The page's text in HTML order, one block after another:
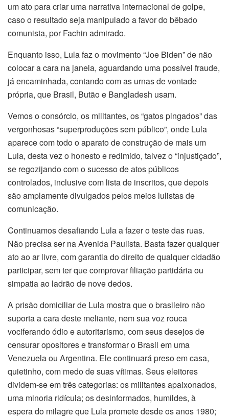
um ato para criar uma narrativa internacional de golpe,
caso o resultado seja manipulado a favor do bêbado
comunista, por Fachin admirado.
Enquanto isso, Lula faz o movimento “Joe Biden” de não
colocar a cara na janela, aguardando uma possível fraude,
já encaminhada, contando com as urnas de vontade
própria, que Brasil, Butão e Bangladesh usam.
Vemos o consórcio, os militantes, os “gatos pingados” das
vergonhosas “superproduções sem público”, onde Lula
aparece com todo o aparato de construção de mais um
Lula, desta vez o honesto e redimido, talvez o “injustiçado”,
se regozijando com o sucesso de atos públicos
controlados, inclusive com lista de inscritos, que depois
são amplamente divulgados pelos meios lulistas de
comunicação.
Continuamos desafiando Lula a fazer o teste das ruas.
Não precisa ser na Avenida Paulista. Basta fazer qualquer
ato ao ar livre, com garantia do direito de qualquer cidadão
participar, sem ter que comprovar filiação partidária ou
simpatia ao ladrão de nove dedos.
A prisão domiciliar de Lula mostra que o brasileiro não
suporta a cara deste meliante, nem sua voz rouca
vociferando ódio e autoritarismo, com seus desejos de
censurar opositores e transformar o Brasil em uma
Venezuela ou Argentina. Ele continuará preso em casa,
quietinho, com medo de suas vítimas. Seus eleitores
dividem-se em três categorias: os militantes apaixonados,
uma minoria ridícula; os desinformados, humildes, à
espera do milagre que Lula promete desde os anos 1980;